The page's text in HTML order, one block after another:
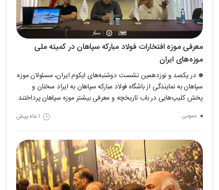
معرفی موزه افتخارات فولاد مبارکه سپاهان در کمیته ملی
موزه‌های ایران
در یکصد و نوزدهمین نشست دوشنبه‌های ایکوم ایران، مسئولان موزه
سپاهان به نمایندگی از باشگاه فولاد مبارکه سپاهان به ایراد سخنان و
پخش کلیپ‌هایی در باب تاریخچه و معرفی بیشتر موزه سپاهان پرداختند.
عمومی ۱ ماه پیش